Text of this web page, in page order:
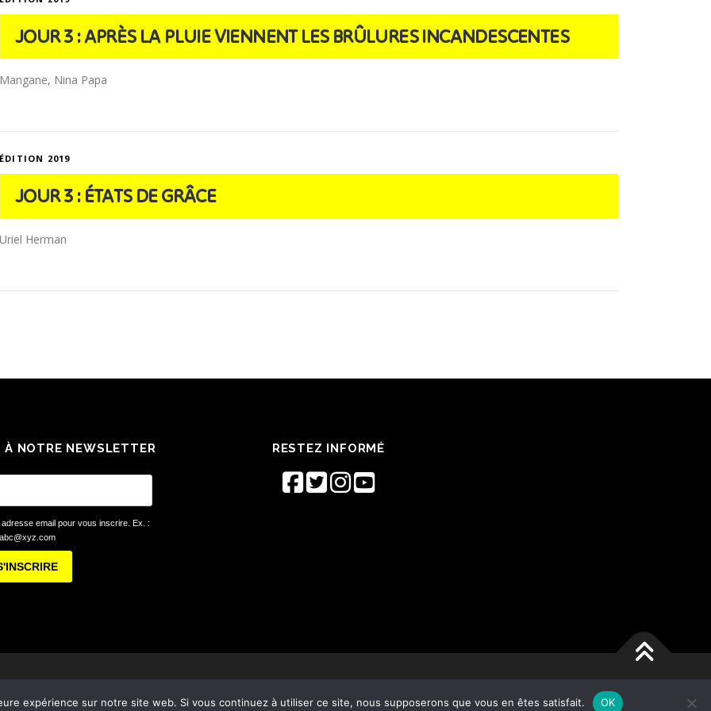
JOUR 3 : APRÈS LA PLUIE VIENNENT LES BRÛLURES INCANDESCENTES
Mangane, Nina Papa
ÉDITION 2019
JOUR 3 : ÉTATS DE GRÂCE
Uriel Herman
À NOTRE NEWSLETTER
email pour vous inscrire. Ex. :
abc@xyz.com
RESTEZ INFORMÉ
expérience sur notre site web. Si vous continuez à utiliser ce site, nous supposerons que vous en êtes satisfait. OK